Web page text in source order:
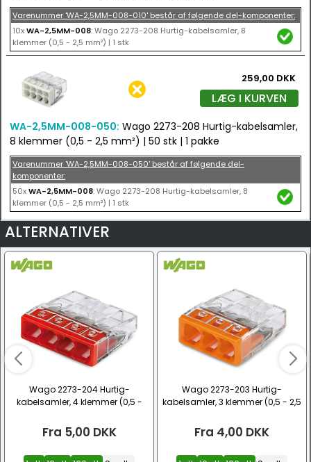
Varenummer 'WA-2,5MM-008-010' består af følgende del-komponenter:
10xWA-2,5MM-008: Wago 2273-208 Hurtig-kabelsamler, 8
klemmer (0,5 - 2,5 mm²) | 1 stk
259,00 DKK
LÆG I KURVEN
WA-2,5MM-008-050: Wago 2273-208 Hurtig-kabelsamler,
8 klemmer (0,5 - 2,5 mm²) | 50 stk | 1 pakke
Varenummer 'WA-2,5MM-008-050' består af følgende del-
komponenter:
50xWA-2,5MM-008: Wago 2273-208 Hurtig-kabelsamler, 8
klemmer (0,5 - 2,5 mm²) | 1 stk
ALTERNATIVER
Wago 2273-204 Hurtig-
kabelsamler, 4 klemmer (0,5 -
Fra 5,00 DKK
Wago 2273-203 Hurtig-
kabelsamler, 3 klemmer (0,5 - 2,5
Fra 4,00 DKK